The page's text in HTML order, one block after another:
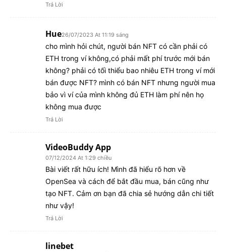
Trả Lời
Hue26/07/2023 At 11:19 sáng
cho mình hỏi chút, người bán NFT có cần phải có
ETH trong ví không,có phải mất phí trước mới bán
không? phải có tối thiểu bao nhiêu ETH trong ví mới
bán được NFT? mình có bán NFT nhưng người mua
bảo vì ví của mình không đủ ETH làm phí nên họ
không mua được
Trả Lời
VideoBuddy App
07/12/2024 At 1:29 chiều
Bài viết rất hữu ích! Mình đã hiểu rõ hơn về
OpenSea và cách để bắt đầu mua, bán cũng như
tạo NFT. Cảm ơn bạn đã chia sẻ hướng dẫn chi tiết
như vậy!
Trả Lời
linebet